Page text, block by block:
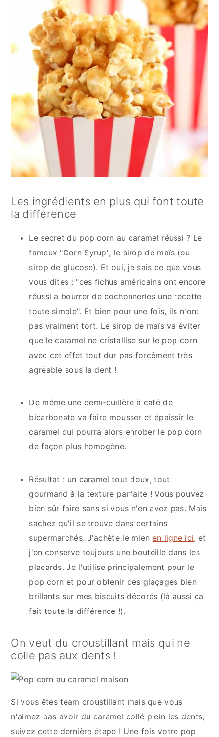
Les ingrédients en plus qui font toute
la différence
Le secret du pop corn au caramel réussi ? Le
fameux "Corn Syrup", le sirop de maïs (ou
sirop de glucose). Et oui, je sais ce que vous
vous dites : "ces fichus américains ont encore
réussi a bourrer de cochonneries une recette
toute simple". Et bien pour une fois, ils n'ont
pas vraiment tort. Le sirop de maïs va éviter
que le caramel ne cristallise sur le pop corn
avec cet effet tout dur pas forcément très
agréable sous la dent !
De même une demi-cuillère à café de
bicarbonate va faire mousser et épaissir le
caramel qui pourra alors enrober le pop corn
de façon plus homogène.
Résultat : un caramel tout doux, tout
gourmand à la texture parfaite ! Vous pouvez
bien sûr faire sans si vous n'en avez pas. Mais
sachez qu'il se trouve dans certains
supermarchés. J'achète le mien en ligne ici, et
j'en conserve toujours une bouteille dans les
placards. Je l'utilise principalement pour le
pop corn et pour obtenir des glaçages bien
brillants sur mes biscuits décorés (là aussi ça
fait toute la différence !).
On veut du croustillant mais qui ne
colle pas aux dents !
Si vous êtes team croustillant mais que vous
n'aimez pas avoir du caramel collé plein les dents,
suivez cette dernière étape ! Une fois votre pop